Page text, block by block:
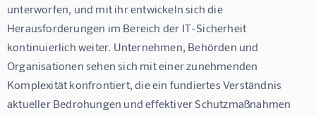
unterworfen, und mit ihr entwickeln sich die
Herausforderungen im Bereich der IT-Sicherheit
kontinuierlich weiter. Unternehmen, Behörden und
Organisationen sehen sich mit einer zunehmenden
Komplexität konfrontiert, die ein fundiertes Verständnis
aktueller Bedrohungen und effektiver Schutzmaßnahmen